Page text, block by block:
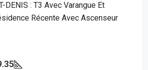
DENIS : T3 Avec Varangue Et
Récente Avec Ascenseur